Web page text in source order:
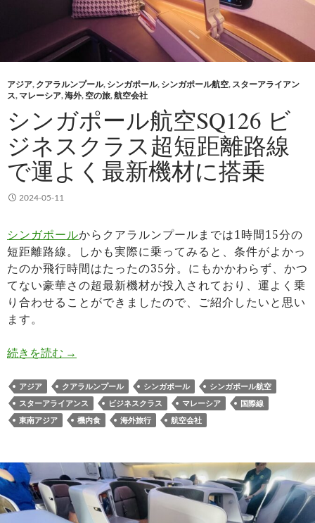
アジア, クアラルンプール, シンガポール, シンガポール航空, スターアライアン
ス, マレーシア,海外, 空の旅,航空会社
シンガポール航空SQ126 ビ
ジネスクラス超短距離路線
で運よく最新機材に搭乗
2024-05-11
シンガポールからクアラルンプールまでは1時間15分の
短距離路線。しかも実際に乗ってみると、条件がよかっ
たのか飛行時間はたったの35分。にもかかわらず、かつ
てない豪華さの超最新機材が投入されており、運よく乗
り合わせることができましたので、ご紹介したいと思い
ます。
続きを読む シンガポール航空SQ126 ビジネスクラス超短距
→
アジア クアラルンプール シンガポール
シンガポール航空
スターアライアンス
ビジネスクラス マレーシア
国際線
東南アジア
機内食 海外旅行 航空会社